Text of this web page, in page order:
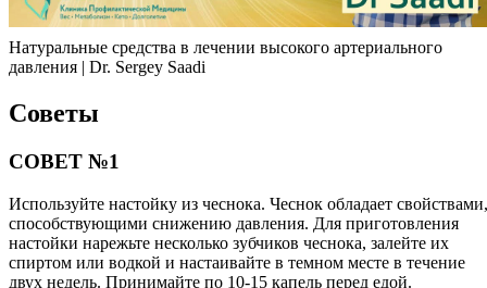
Натуральные средства в лечении высокого артериального
давления | Dr. Sergey Saadi
Советы
СОВЕТ №1
Используйте настойку из чеснока. Чеснок обладает свойствами,
способствующими снижению давления. Для приготовления
настойки нарежьте несколько зубчиков чеснока, залейте их
спиртом или водкой и настаивайте в темном месте в течение
двух недель. Принимайте по 10-15 капель перед едой.